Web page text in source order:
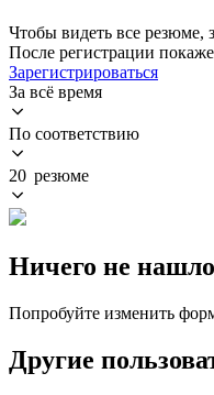
Чтобы видеть все резюме,
После регистрации
Зарегистрироваться
За всё время
По соответствию
20 резюме
Ничего не
Попробуйте изменить
Другие